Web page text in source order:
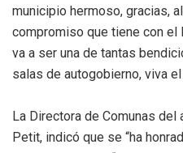
municipio hermoso, gracias,
compromiso que tiene con el
va a ser una de tantas
salas de autogobierno, viva
La Directora de Comunas del
Petit, indicó que se “ha